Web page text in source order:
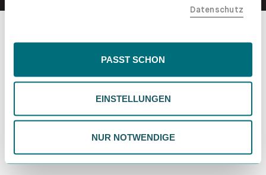
der EU, beispielsweise in den USA, verarbeitet werden
Inhalte eingeschränkt sein könnten. Wähle
deiner Präferenzen. Du kannst deine Wahl jederzeit
ändern. Weitere Informationen findest du in unserer
Datenschutzrichtlinie.
Datenschutz
PASST SCHON
EINSTELLUNGEN
NUR NOTWENDIGE